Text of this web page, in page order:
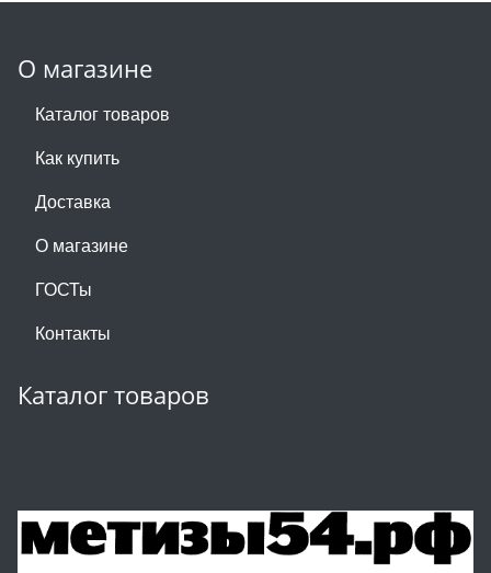
О магазине
Каталог товаров
Как купить
Доставка
О магазине
ГОСТы
Контакты
Каталог товаров